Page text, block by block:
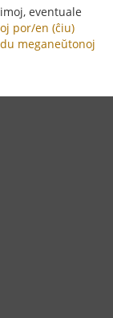
eventuale
por/en (ĉiu)
du meganeŭtonoj